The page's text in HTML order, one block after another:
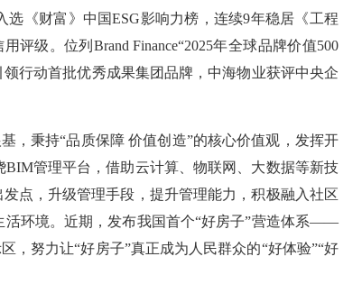
选《财富》中国ESG影响力榜，连续9年稳居《工程
评级。位列Brand Finance“2025年全球品牌价值500
行动首批优秀成果集团品牌，中海物业获评中央企
秉持“品质保障 价值创造”的核心价值观，发挥开
管理平台，借助云计算、物联网、大数据等新技
点，升级管理手段，提升管理能力，积极融入社区
活环境。近期，发布我国首个“好房子”营造体系——
，努力让“好房子”真正成为人民群众的“好体验”“好